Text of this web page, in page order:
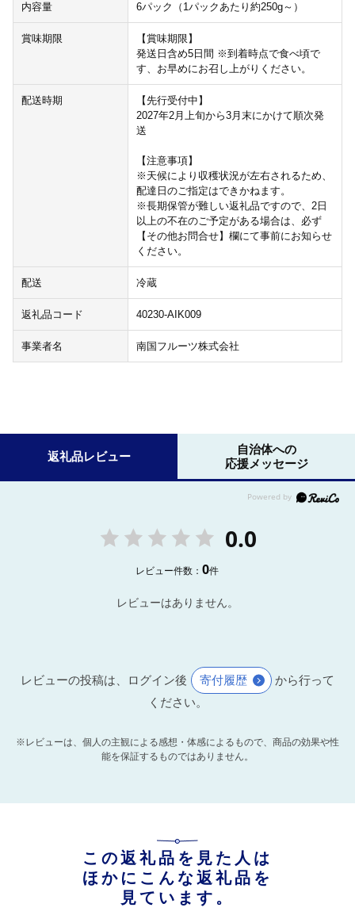
内容量 6パック（1パックあたり約250g～）
賞味期限
【賞味期限】
発送日含め5日間 ※到着時点で食べ頃で
す、お早めにお召し上がりください。
配送時期
【先行受付中】
2027年2月上旬から3月末にかけて順次発
送
【注意事項】
※天候により収穫状況が左右されるため、
配達日のご指定はできかねます。
※長期保管が難しい返礼品ですので、2日
以上の不在のご予定がある場合は、必ず
【その他お問合せ】欄にて事前にお知らせ
ください。
配送 冷蔵
返礼品コード 40230-AIK009
事業者名 南国フルーツ株式会社
返礼品レビュー
自治体への
応援メッセージ
0.0
レビュー件数：0件
レビューはありません。
レビューの投稿は、ログイン後 寄付履歴
から行って
ください。
※レビューは、個人の主観による感想・体感によるもので、商品の効果や性
能を保証するものではありません。
この返礼品を見た人は
ほかにこんな返礼品を
見ています。